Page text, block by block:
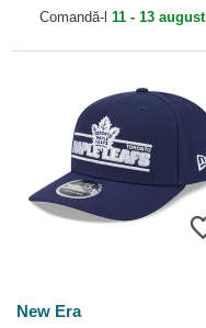
New Era
Comandă-l 11 - 13 august
New Era